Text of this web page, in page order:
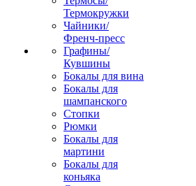
Термокружки
Чайники/
Френч-пресс
Графины/
Кувшины
Бокалы для вина
Бокалы для
шампанского
Стопки
Рюмки
Бокалы для
мартини
Бокалы для
коньяка